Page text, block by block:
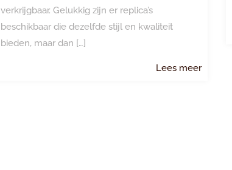
verkrijgbaar. Gelukkig zijn er replica’s
beschikbaar die dezelfde stijl en kwaliteit
bieden, maar dan […]
Lees meerLees